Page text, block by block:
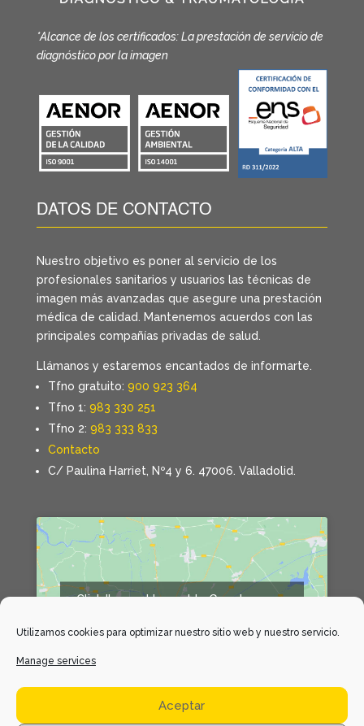
Utilizamos cookies para optimizar nuestro sitio web y nuestro servicio.
Manage services
Aceptar
*Alcance de los certificados: La prestación de servicio de
diagnóstico por la imagen
DATOS DE CONTACTO
Nuestro objetivo es poner al servicio de los
profesionales sanitarios y usuarios las técnicas de
imagen más avanzadas que asegure una prestación
médica de calidad. Mantenemos acuerdos con las
principales compañías privadas de salud.
Llámanos y estaremos encantados de informarte.
Tfno gratuito: 900 923 364
Tfno 1: 983 330 251
Tfno 2: 983 333 833
Contacto
C/ Paulina Harriet, Nº4 y 6. 47006. Valladolid.
Click 'I agree' to enable Google maps